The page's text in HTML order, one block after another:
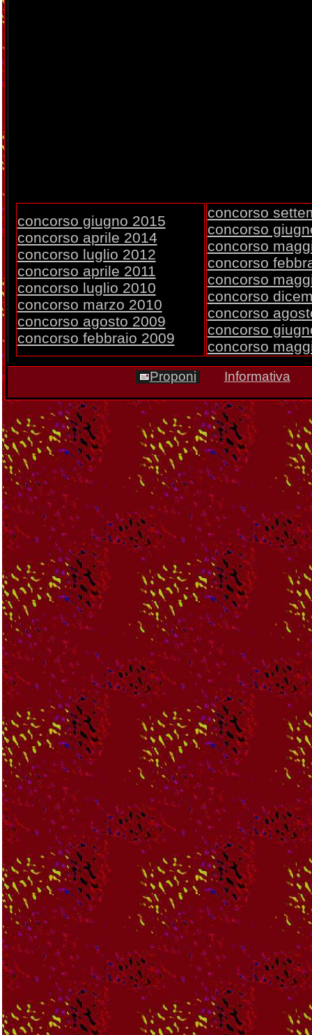
concorso giugno 2015
concorso aprile 2014
concorso luglio 2012
concorso aprile 2011
concorso luglio 2010
concorso marzo 2010
concorso agosto 2009
concorso febbraio 2009
concorso
concorso
concorso
concorso
concorso
concorso
concorso
concorso
concorso
Proponi Informativa